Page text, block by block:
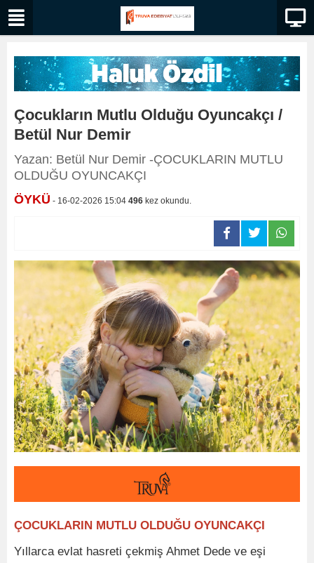
Çocukların Mutlu Olduğu Oyuncakçı /
Betül Nur Demir
Yazan: Betül Nur Demir -ÇOCUKLARIN MUTLU
OLDUĞU OYUNCAKÇI
ÖYKÜ - 16-02-2026 15:04 496 kez okundu.
ÇOCUKLARIN MUTLU OLDUĞU OYUNCAKÇI
Yıllarca evlat hasreti çekmiş Ahmet Dede ve eşi